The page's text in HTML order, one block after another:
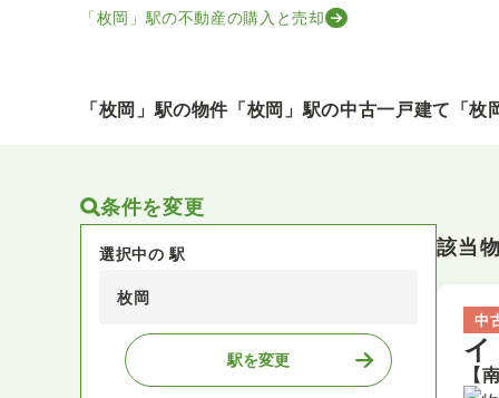
「枚岡」駅の不動産の購入と売却
「枚岡」駅の物件 「枚岡」駅の中古一戸建て 「
条件を変更
選択中の 駅
枚岡
駅を変更
該当
中